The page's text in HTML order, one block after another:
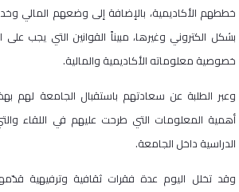
خططهم الأكاديمية، بالإضافة إلى وضعهم المالي
بشكل الكتروني وغيرها، مبيناً القوانين التي يجب على
خصوصية معلوماته الأكاديمية والمالية.
وعبر الطلبة عن سعادتهم باستقبال الجامعة لهم
أهمية المعلومات التي طرحت عليهم في اللقاء
الدراسية داخل الجامعة.
وقد تخلل اليوم عدة فقرات ثقافية وترفيهية